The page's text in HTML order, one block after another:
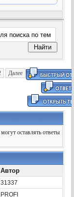
Далее
могут оставлять ответы
Автор
31337
PROFI